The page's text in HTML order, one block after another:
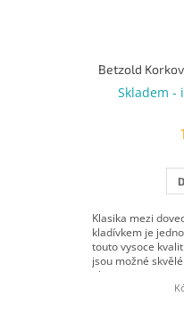
Betzold
Skladem -
Klasika mezi
kladívkem je
touto vysoce
jsou možné
obnova...